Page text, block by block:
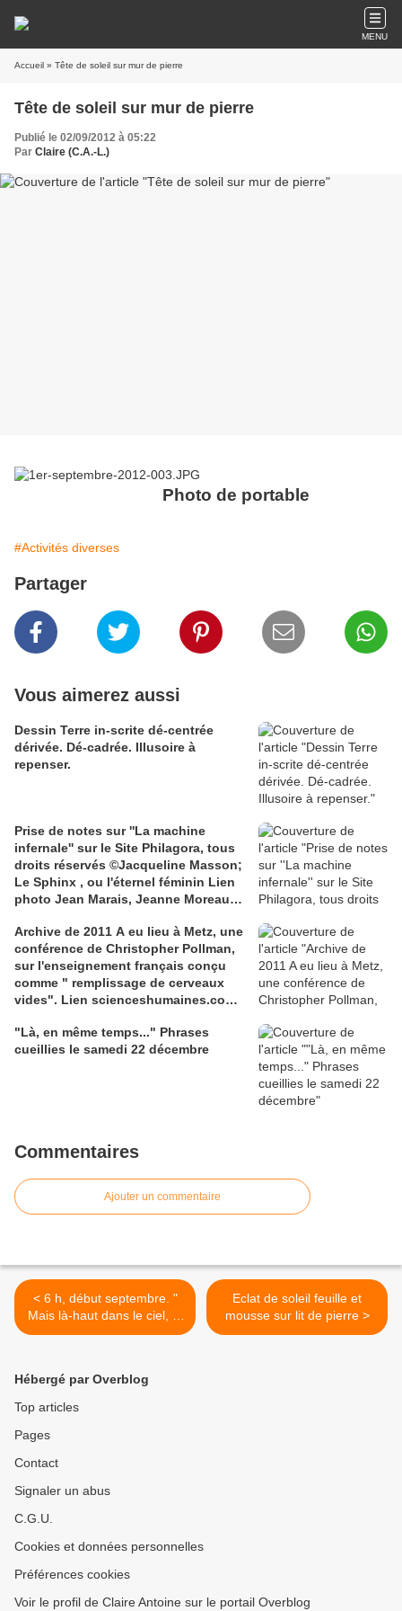
MENU
Accueil » Tête de soleil sur mur de pierre
Tête de soleil sur mur de pierre
Publié le 02/09/2012 à 05:22
Par Claire (C.A.-L.)
Photo de portable
#Activités diverses
Partager
Vous aimerez aussi
Dessin Terre in-scrite dé-centrée
dérivée. Dé-cadrée. Illusoire à
repenser.
Prise de notes sur ''La machine
infernale'' sur le Site Philagora, tous
droits réservés ©Jacqueline Masson;
Le Sphinx , ou l'éternel féminin Lien
photo Jean Marais, Jeanne Moreau
Archive de 2011 A eu lieu à Metz, une
conférence de Christopher Pollman,
sur l'enseignement français conçu
comme " remplissage de cerveaux
vides". Lien scienceshumaines.com,
Léotard, ''Le dressage des élites...''
"Là, en même temps..." Phrases
cueillies le samedi 22 décembre
Commentaires
Ajouter un commentaire
< 6 h, début septembre. "
Mais là-haut dans le ciel, la
lune veille sur eux..."( J.
Eclat de soleil feuille et
mousse sur lit de pierre >
Hébergé par Overblog
Top articles
Pages
Contact
Signaler un abus
C.G.U.
Cookies et données personnelles
Préférences cookies
Voir le profil de Claire Antoine sur le portail Overblog